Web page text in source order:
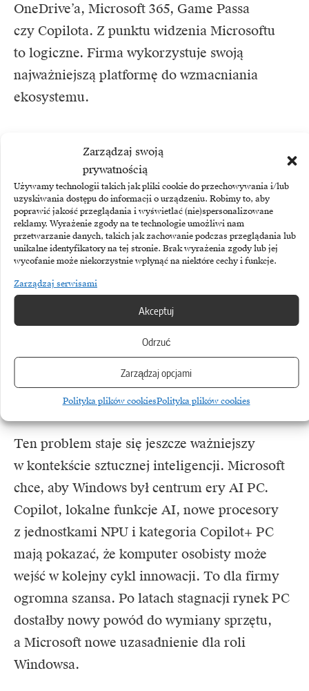
Zarządzaj swoją
prywatnością
Używamy technologii takich jak pliki cookie do przechowywania i/lub
uzyskiwania dostępu do informacji o urządzeniu. Robimy to, aby
poprawić jakość przeglądania i wyświetlać (nie)spersonalizowane
reklamy. Wyrażenie zgody na te technologie umożliwi nam
przetwarzanie danych, takich jak zachowanie podczas przeglądania lub
unikalne identyfikatory na tej stronie. Brak wyrażenia zgody lub jej
wycofanie może niekorzystnie wpłynąć na niektóre cechy i funkcje.
Zarządzaj serwisami
Akceptuj
Odrzuć
Zarządzaj opcjami
Polityka plików cookiesPolityka plików cookies
OneDrive’a, Microsoft 365, Game Passa
czy Copilota. Z punktu widzenia Microsoftu
to logiczne. Firma wykorzystuje swoją
najważniejszą platformę do wzmacniania
ekosystemu.
to jednak inaczej. System, który ma być
podstawowym narzędziem pracy, coraz
częściej zachowuje się jak przestrzeń
promocyjna. Rekomendacje aplikacji, sugestie
usług, widżety i integracje z produktami
Microsoftu mogą być przydatne,
ale tylko wtedy, gdy użytkownik ma poczucie,
że nad nimi panuje. Gdy zaczynają być
nachalne, wzmacniają przekonanie,
że Windows coraz mniej należy
do użytkownika, a coraz bardziej do strategii
biznesowej Microsoftu.
Ten problem staje się jeszcze ważniejszy
w kontekście sztucznej inteligencji. Microsoft
chce, aby Windows był centrum ery AI PC.
Copilot, lokalne funkcje AI, nowe procesory
z jednostkami NPU i kategoria Copilot+ PC
mają pokazać, że komputer osobisty może
wejść w kolejny cykl innowacji. To dla firmy
ogromna szansa. Po latach stagnacji rynek PC
dostałby nowy powód do wymiany sprzętu,
a Microsoft nowe uzasadnienie dla roli
Windowsa.